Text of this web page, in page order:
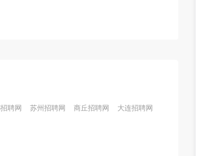
聘网 苏州招聘网 商丘招聘网 大连招聘网